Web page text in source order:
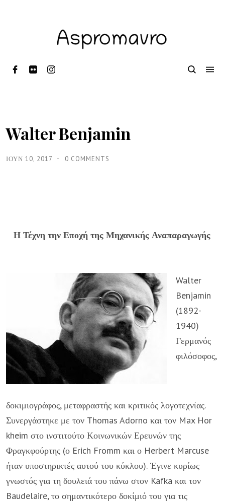
Walter Benjamin
ΙΟΥΝ 10, 2017 0 COMMENTS
Η Τέχνη την Εποχή της Μηχανικής Αναπαραγωγής
Walter
Benjamin
(1892-
1940)
Γερμανός
φιλόσοφος,
δοκιμιογράφος, μεταφραστής και κριτικός λογοτεχνίας.
Συνεργάστηκε με τον Thomas Adorno και τον Max Hor
kheim στο ινστιτούτο Κοινωνικών Ερευνών της
Φραγκφούρτης (ο Erich Fromm και ο Herbert Marcuse
ήταν υποστηρικτές αυτού του κύκλου). 'Εγινε κυρίως
γνωστός για τη δουλειά του πάνω στον Kafka και τον
Baudelaire, το σημαντικότερο δοκίμιό του για τις